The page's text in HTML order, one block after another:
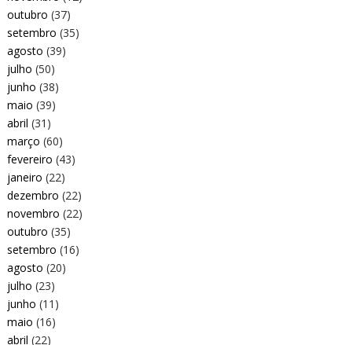
outubro (37)
setembro (35)
agosto (39)
julho (50)
junho (38)
maio (39)
abril (31)
março (60)
fevereiro (43)
janeiro (22)
dezembro (22)
novembro (22)
outubro (35)
setembro (16)
agosto (20)
julho (23)
junho (11)
maio (16)
abril (22)